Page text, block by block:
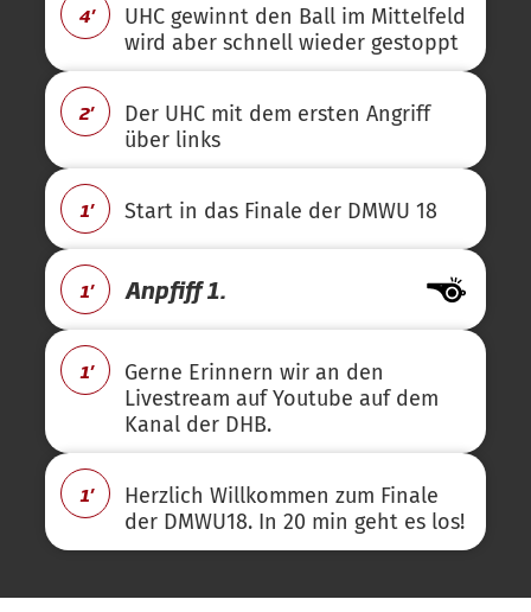
4'
UHC gewinnt den Ball im Mittelfeld
wird aber schnell wieder gestoppt
2'
Der UHC mit dem ersten Angriff
über links
1' Start in das Finale der DMWU 18
1' Anpfiff 1.
1'
Gerne Erinnern wir an den
Livestream auf Youtube auf dem
Kanal der DHB.
1'
Herzlich Willkommen zum Finale
der DMWU18. In 20 min geht es los!